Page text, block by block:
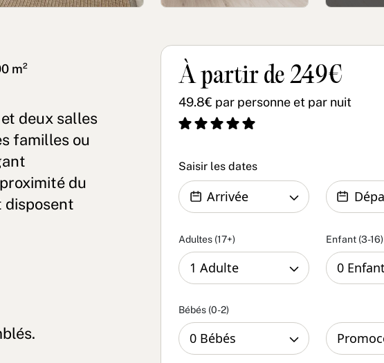
m²
deux salles
familles ou
du
disposent
À partir de 249€
49.8€ par personne et par nuit
Saisir les dates
Adultes (17+) Enfant (3-16)
Bébés (0-2)